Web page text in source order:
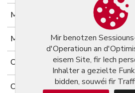
M5) Maki concombre cheese(1.7)
M6) Maki tempura de scampis(1.2)
Cooked rolls (8 pcs)
CR1) Tartare thon spicy(4.6)
Mir benotzen
d'Operatioun an
eisem Site, fir Iech
Inhalter a gezielte
bidden, souwéi fir